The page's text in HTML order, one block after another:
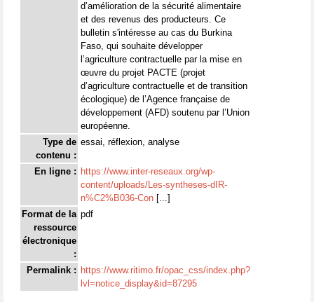
d’amélioration de la sécurité alimentaire
et des revenus des producteurs. Ce
bulletin s'intéresse au cas du Burkina
Faso, qui souhaite développer
l’agriculture contractuelle par la mise en
œuvre du projet PACTE (projet
d’agriculture contractuelle et de transition
écologique) de l’Agence française de
développement (AFD) soutenu par l’Union
européenne.
Type de
contenu :
essai, réflexion, analyse
En ligne : https://www.inter-reseaux.org/wp-
content/uploads/Les-syntheses-dIR-
n%C2%B036-Con [...]
Format de la
ressource
électronique
:
pdf
Permalink : https://www.ritimo.fr/opac_css/index.php?
lvl=notice_display&id=87295